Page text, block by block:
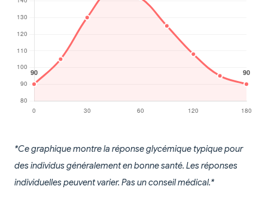
*Ce graphique montre la réponse glycémique typique pour
des individus généralement en bonne santé. Les réponses
individuelles peuvent varier. Pas un conseil médical.*